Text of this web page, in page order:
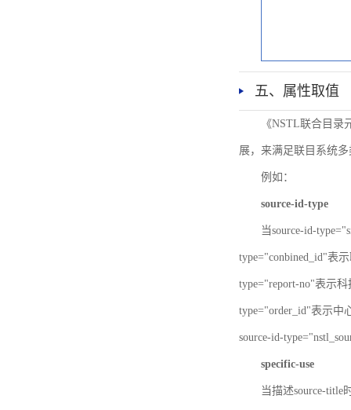
五、属性取值
《NSTL联合目
展，来满足联目系统
例如：
source-id-type
当source-id-
type="conbined_id"表
type="report-no"表示
type="order_id"表示中
source-id-
specific-use
当描述source-title